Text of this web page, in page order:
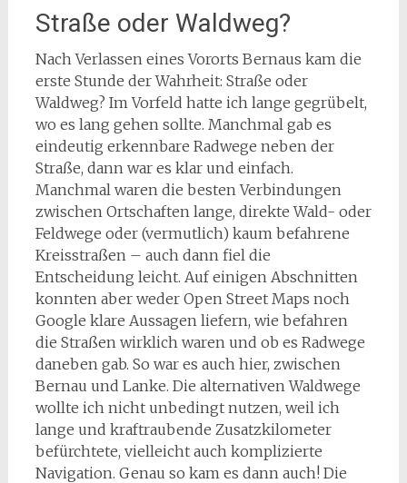
Straße oder Waldweg?
Nach Verlassen eines Vororts Bernaus kam die
erste Stunde der Wahrheit: Straße oder
Waldweg? Im Vorfeld hatte ich lange gegrübelt,
wo es lang gehen sollte. Manchmal gab es
eindeutig erkennbare Radwege neben der
Straße, dann war es klar und einfach.
Manchmal waren die besten Verbindungen
zwischen Ortschaften lange, direkte Wald- oder
Feldwege oder (vermutlich) kaum befahrene
Kreisstraßen – auch dann fiel die
Entscheidung leicht. Auf einigen Abschnitten
konnten aber weder Open Street Maps noch
Google klare Aussagen liefern, wie befahren
die Straßen wirklich waren und ob es Radwege
daneben gab. So war es auch hier, zwischen
Bernau und Lanke. Die alternativen Waldwege
wollte ich nicht unbedingt nutzen, weil ich
lange und kraftraubende Zusatzkilometer
befürchtete, vielleicht auch komplizierte
Navigation. Genau so kam es dann auch! Die